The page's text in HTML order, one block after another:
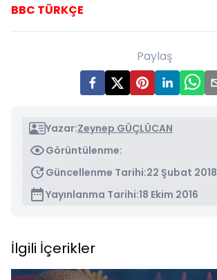
BBC TÜRKÇE
Paylaş
Yazar:Zeynep GÜÇLÜCAN
Görüntülenme:
Güncellenme Tarihi:22 Şubat 2018
Yayınlanma Tarihi:18 Ekim 2016
İlgili İçerikler